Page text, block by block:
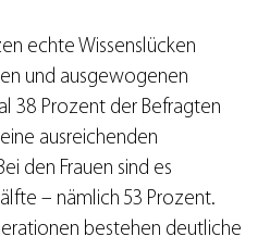
echte Wissenslücken
und ausgewogenen
38 Prozent der Befragten
ausreichenden
den Frauen sind es
– nämlich 53 Prozent.
bestehen deutliche